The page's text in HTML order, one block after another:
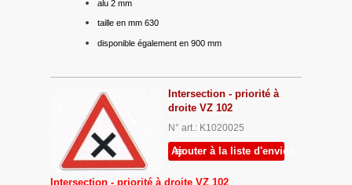
alu 2 mm
taille en mm 630
disponible également en 900 mm
Intersection - priorité à
droite VZ 102
N° art.: K1020025
Ajouter à la liste d'envies
Intersection - priorité à droite VZ 102